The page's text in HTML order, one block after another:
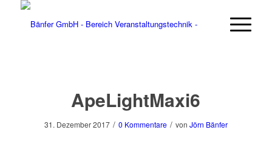
ApeLightMaxi6
31. Dezember 2017 / 0 Kommentare / von Jörn Bänfer